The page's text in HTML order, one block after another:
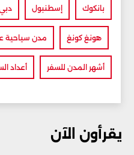
بانكوك إسطنبول
هونغ كونغ مدن سياحية
أشهر المدن للسفر أعداد
يقرأون الآن